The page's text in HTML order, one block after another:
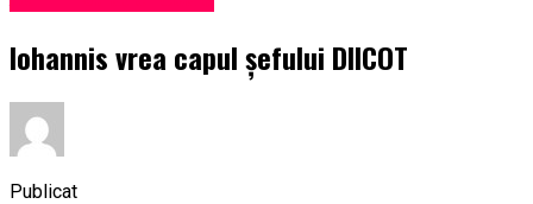
Iohannis vrea capul şefului DIICOT
Publicat